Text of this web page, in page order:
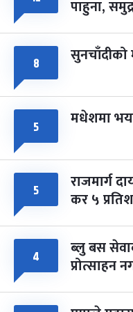
सोम चैत्र ८, २०८३-Mar 22,
पाहुना,
८
५ मधेशमा
५ राजमार्ग
कर ५
४ ब्लु बस
प्रोत्साहन